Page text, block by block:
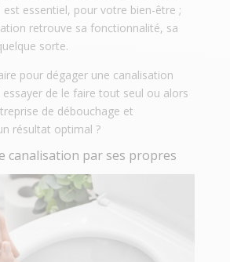
est essentiel, pour votre bien-être ;
retrouve sa fonctionnalité, sa
sorte.
pour dégager une canalisation
essayer de le faire tout seul ou alors
de débouchage et
résultat optimal ?
canalisation par ses propres